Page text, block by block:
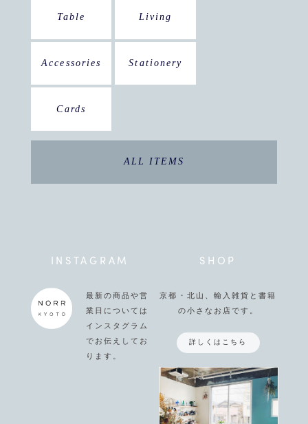
Table Living
Accessories Stationery
Cards
ALL ITEMS
INSTAGRAM
最新の商品や営
業日については
インスタグラム
でお伝えしてお
ります。
SHOP
京都・北山、輸入雑貨と書籍
の小さなお店です。
詳しくはこちら